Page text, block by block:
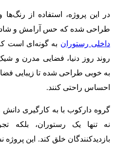
در این پروژه، استفاده از
طراحی شده که حس آرامش و
داخلی رستوران به گونه‌ای است
روند روز دنیا، فضایی مدرن و
به خوبی طراحی شده تا زیبایی فضا
احساس راحتی کنند.
گروه دارکوب با به کارگیری
نه تنها یک رستوران، بلکه
بازدیدکنندگان خلق کند. این